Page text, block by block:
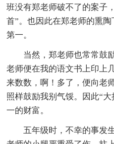
班没有郑老师破不了的案子
首”。也因此在郑老师的熏
第一。
当然，郑老师也常常鼓
老师便在我的语文书上印上
来数数，啊！多了，便向老
照样鼓励我别气馁。因此“
一的财富。
五年级时，不幸的事发